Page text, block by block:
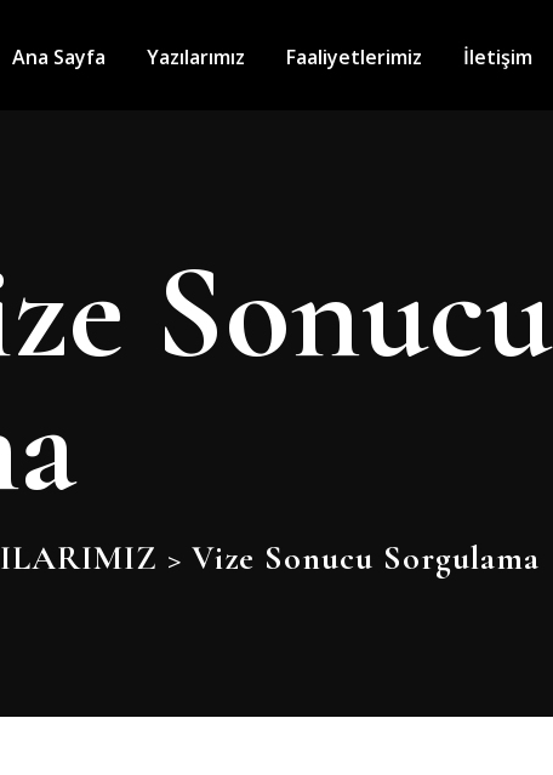
Ana Sayfa Yazılarımız Faaliyetlerimiz İletişim
Sonucu
> Vize Sonucu Sorgulama